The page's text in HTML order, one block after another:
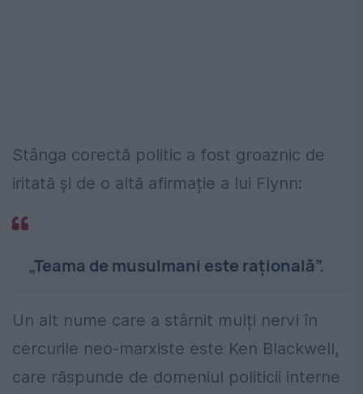
Stânga corectă politic a fost groaznic de
iritată și de o altă afirmație a lui Flynn:
„Teama de musulmani este rațională”.
Un alt nume care a stârnit mulți nervi în
cercurile neo-marxiste este Ken Blackwell,
care răspunde de domeniul politicii interne